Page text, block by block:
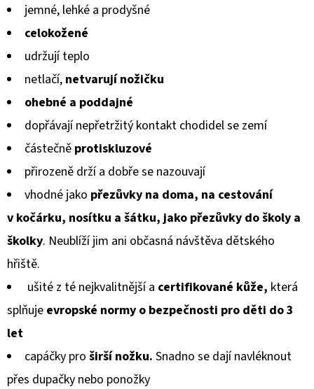
produktu
hvězdiček.
jemné, lehké a prodyšné
celokožené
udržují teplo
netlačí, netvarují nožičku
ohebné a poddajné
dopřávajínepřetržitý kontakt chodidel se zemí
částečně protiskluzové
přirozeně drží a dobře se nazouvají
vhodné jako přezůvky na doma, na cestování
v kočárku, nosítku a šátku, jako přezůvky do školy a
školky. Neublíží jim ani občasná návštěva dětského
hřiště.
ušité z té nejkvalitnější a certifikované kůže, která
splňuje evropské normy o bezpečnosti pro děti do 3
let
capáčky pro širší nožku. Snadno se dají navléknout
přes dupačky nebo ponožky
KOŽENÉ
CAPÁČKY
S
KOŽENOU
PODRÁŽKOU
PTÁČEK
RŮŽOVÝ
CAROZOO
410
Kč